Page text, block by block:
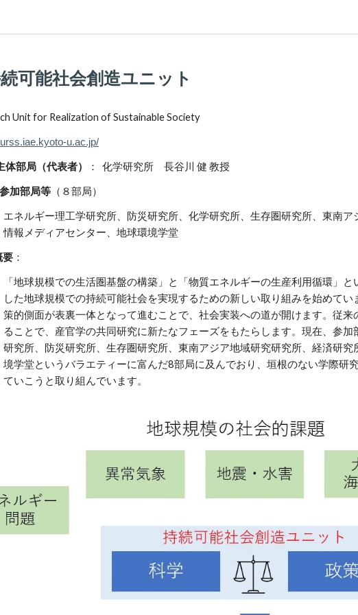
可能社会創造ユニット
Unit for Realization of Sustainable Society
u.ac.jp/
局（代表者） ： 化学研究所 長谷川 健 教授
部局等（８部局）
エネルギー理工学研究所、防災研究所、化学研究所、生存圏研究所、東南
情報メディアセンター、地球環境学堂
：
「地球規模での生活圏基盤の構築」と「物質エネルギーの生産利用循環」
した地球規模での持続可能社会を実現するための新しい取り組みを始めて
策的側面が表裏一体となって進むことで、社会実装への道が開けます。従来
ることで、産官学の共同研究に新たなフェーズをもたらします。現在、参
研究所、防災研究所、生存圏研究所、東南アジア地域研究研究所、経済研
境学堂というバラエティーに富んだ8部局に及んでおり、垣根のない学際研
ていこうと取り組んでいます。